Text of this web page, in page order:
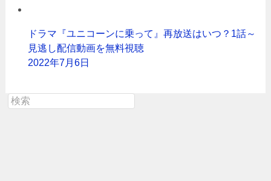
ドラマ『ユニコーンに乗って』再放送はいつ？1話～
見逃し配信動画を無料視聴
2022年7月6日